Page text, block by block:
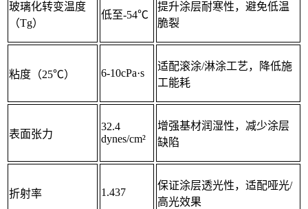
玻璃化转变温度
（Tg）
低至-54℃
提升涂层耐寒性，避免低温
脆裂
粘度（25℃） 6-10cPa·s
适配滚涂/淋涂工艺，降低施
工能耗
表面张力
32.4
dynes/cm²
增强基材润湿性，减少涂层
缺陷
折射率 1.437
保证涂层透光性，适配哑光/
高光效果